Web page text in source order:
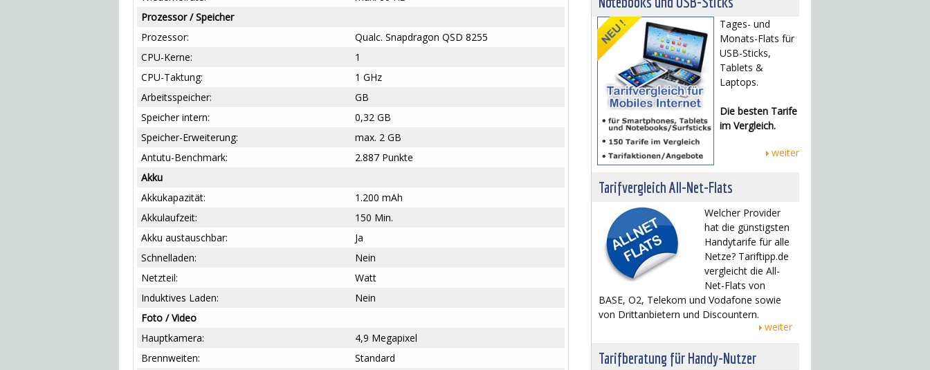
Prozessor / Speicher
Qualc. Snapdragon QSD 8255
Prozessor:
1
CPU-Kerne:
1 GHz
CPU-Taktung:
GB
Arbeitsspeicher:
0,32 GB
Speicher intern:
max. 2 GB
Speicher-Erweiterung:
2.887 Punkte
Antutu-Benchmark:
Akku
1.200 mAh
Akkukapazität:
150 Min.
Akkulaufzeit:
Ja
Akku austauschbar:
Nein
Schnelladen:
Watt
Netzteil:
Nein
Induktives Laden:
Foto / Video
4,9 Megapixel
Hauptkamera:
Standard
Brennweiten:
Tages- und
Monats-Flats für
USB-Sticks,
Tablets &
Laptops.
Die besten Tarife
im Vergleich.
weiter
Tarifvergleich All-Net-Flats
Welcher Provider
hat die günstigsten
Handytarife für alle
Netze? Tariftipp.de
vergleicht die All-
Net-Flats von
BASE, O2, Telekom und Vodafone sowie
von Drittanbietern und Discountern.
weiter
Tarifberatung für Handy-Nutzer